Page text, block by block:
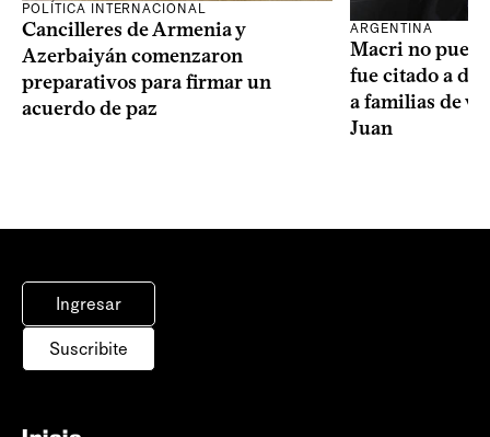
POLÍTICA INTERNACIONAL
Cancilleres de Armenia y
Azerbaiyán comenzaron
preparativos para firmar un
acuerdo de paz
ARGENTINA
Macri no
fue citado a
a familias de
Juan
Ingresar
Suscribite